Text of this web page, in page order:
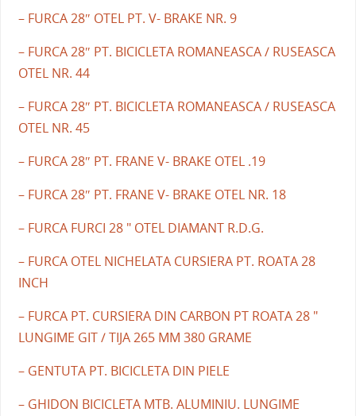
– FURCA 28″ OTEL PT. V- BRAKE NR. 9
– FURCA 28″ PT. BICICLETA ROMANEASCA / RUSEASCA
OTEL NR. 44
– FURCA 28″ PT. BICICLETA ROMANEASCA / RUSEASCA
OTEL NR. 45
– FURCA 28″ PT. FRANE V- BRAKE OTEL .19
– FURCA 28″ PT. FRANE V- BRAKE OTEL NR. 18
– FURCA FURCI 28 " OTEL DIAMANT R.D.G.
– FURCA OTEL NICHELATA CURSIERA PT. ROATA 28
INCH
– FURCA PT. CURSIERA DIN CARBON PT ROATA 28 "
LUNGIME GIT / TIJA 265 MM 380 GRAME
– GENTUTA PT. BICICLETA DIN PIELE
– GHIDON BICICLETA MTB. ALUMINIU. LUNGIME